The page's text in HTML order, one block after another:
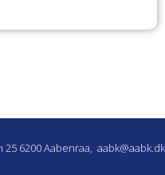
6200 Aabenraa, aabk@aabk.dk